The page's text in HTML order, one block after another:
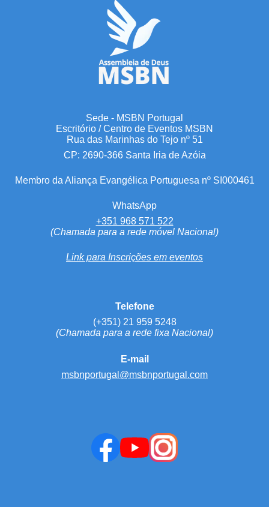
Sede - MSBN Portugal
Escritório / Centro de Eventos MSBN
Rua das Marinhas do Tejo nº 51
CP: 2690-366 Santa Iria de Azóia
Membro da Aliança Evangélica Portuguesa nº SI000461
WhatsApp
+351 968 571 522
(Chamada para a rede móvel Nacional)
Link para Inscrições em eventos
Telefone
(+351) 21 959 5248
(Chamada para a rede fixa Nacional)
E-mail
msbnportugal@msbnportugal.com